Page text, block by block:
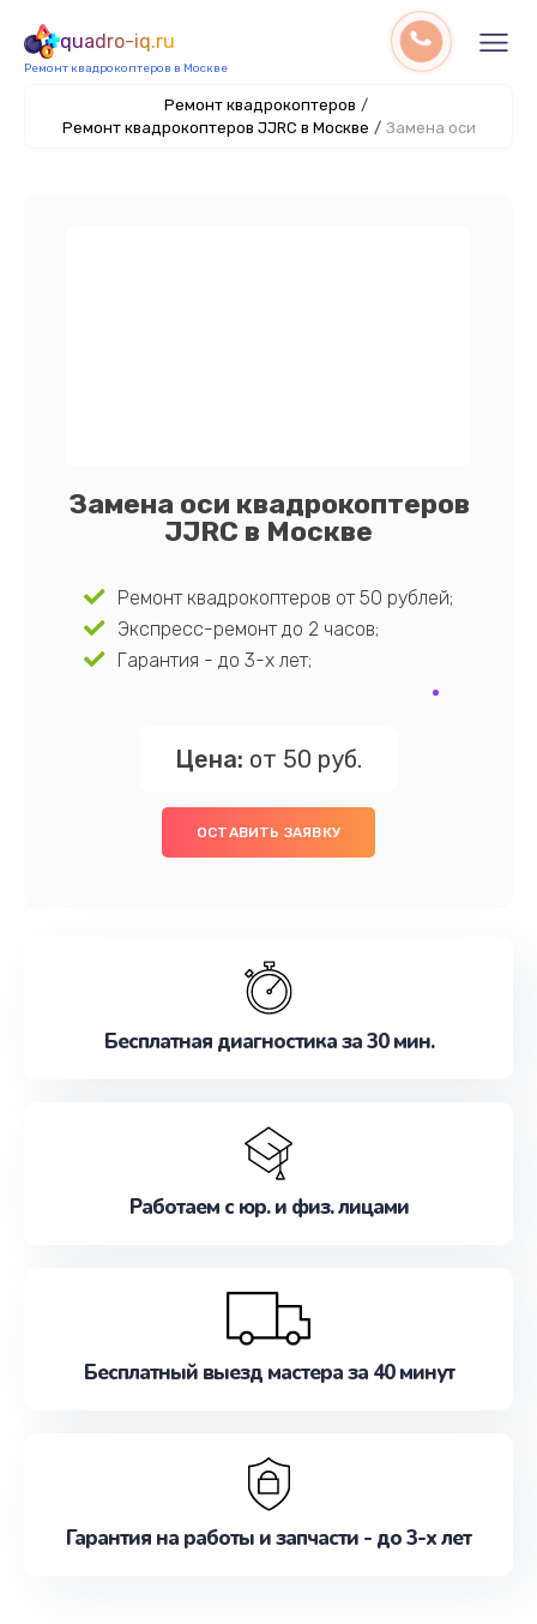
quadro-iq.ru
Ремонт квадрокоптеров в Москве
Ремонт квадрокоптеров /
Ремонт квадрокоптеров JJRC в Москве / Замена оси
Замена оси квадрокоптеров
JJRC в Москве
Ремонт квадрокоптеров от 50 рублей;
Экспресс-ремонт до 2 часов;
Гарантия - до 3-х лет;
Цена: от 50 руб.
ОСТАВИТЬ ЗАЯВКУ
Бесплатная диагностика за 30 мин.
Работаем с юр. и физ. лицами
Бесплатный выезд мастера за 40 минут
Гарантия на работы и запчасти - до 3-х лет